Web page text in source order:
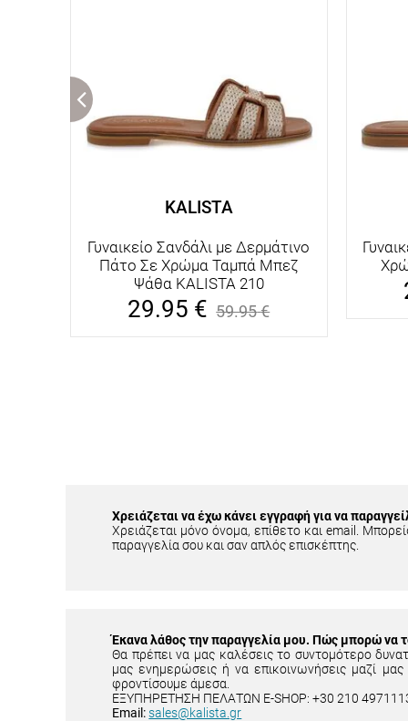
KALISTA
Γυναικείο Σανδάλι με Δερμάτινο
Πάτο Σε Χρώμα Ταμπά Μπεζ
Ψάθα KALISTA 210
29.95 € 59.95€
Χρειάζεται να έχω κάνει εγγραφή για να
Χρειάζεται μόνο όνομα, επίθετο και email.
παραγγελία σου και σαν απλός επισκέπτης.
Έκανα λάθος την παραγγελία μου. Πώς μπορώ να
Θα πρέπει να μας καλέσεις το συντομότερο
μας ενημερώσεις ή να επικοινωνήσεις μαζί
φροντίσουμε άμεσα.
ΕΞΥΠΗΡΕΤΗΣΗ ΠΕΛΑΤΩΝ E-SHOP: +30 210
Email: sales@kalista.gr